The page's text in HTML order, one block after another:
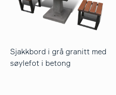
Sjakkbord i grå granitt med
søylefot i betong